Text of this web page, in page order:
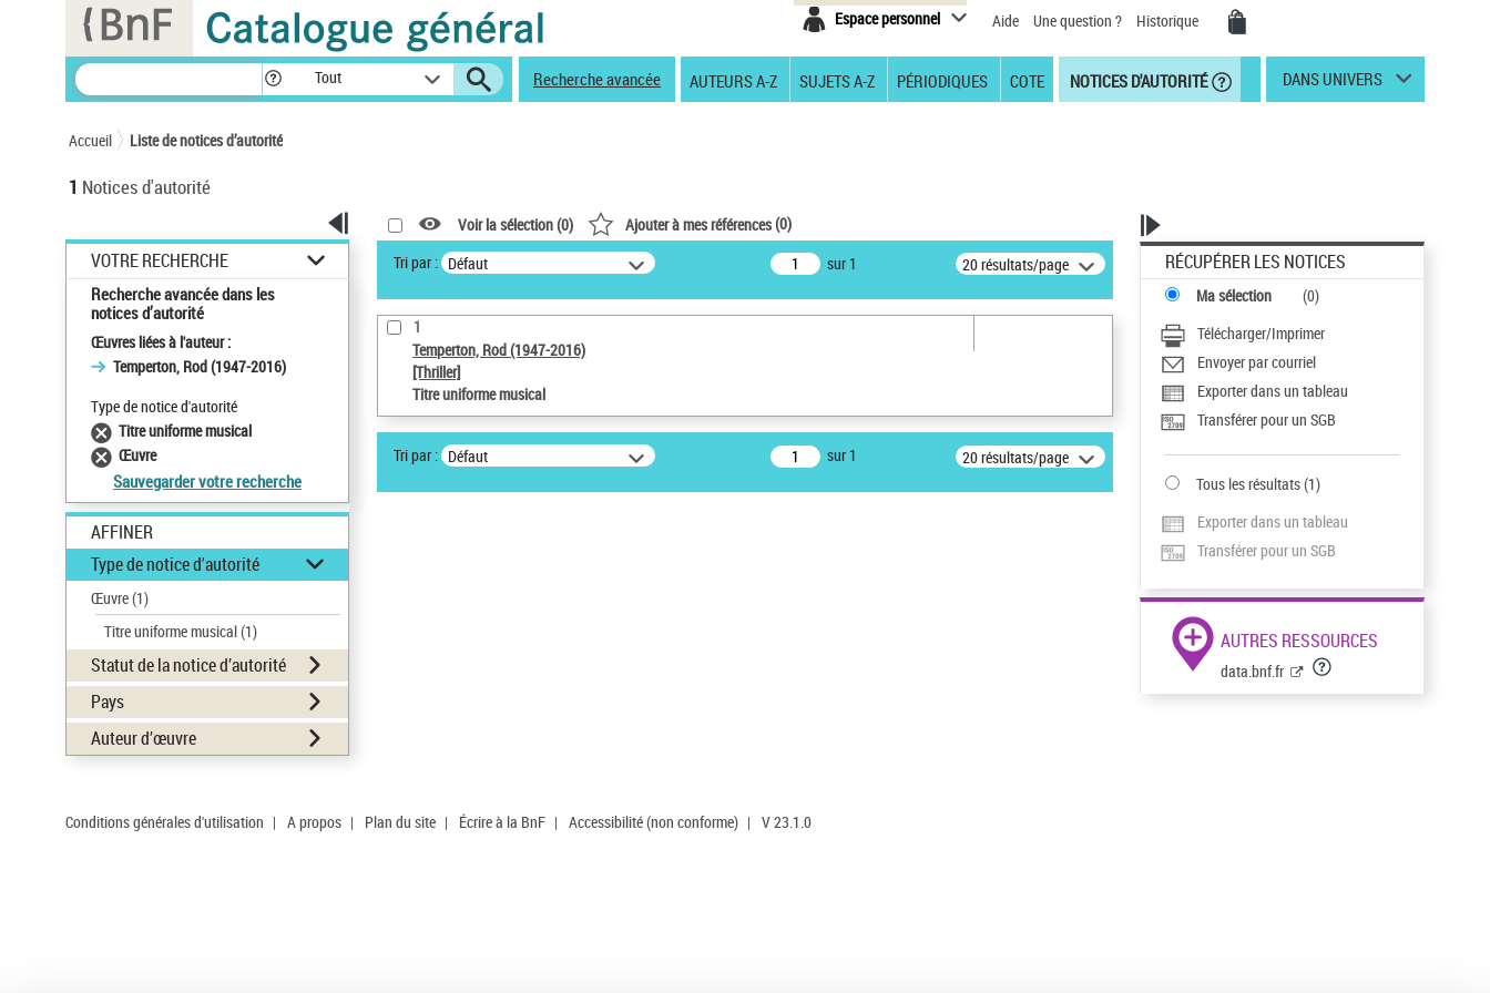
Espace personnel Aide Une question ? Historique
Tout Recherche avancée AUTEURS A-Z SUJETS A-Z PÉRIODIQUES COTE NOTICES D'AUTORITÉ DANS UNIVERS
Accueil Liste de notices d’autorité
1 Notices d'autorité
VOTRE RECHERCHE
Recherche avancée dans les
notices d’autorité
Œuvres liées à l'auteur :
Temperton, Rod (1947-2016)
Type de notice d'autorité
Titre uniforme musical
Œuvre
Sauvegarder votre recherche
AFFINER
Type de notice d'autorité
Œuvre(1)
Titre uniforme musical(1)
Statut de la notice d’autorité
Pays
Auteur d’œuvre
Voir la sélection (0) Ajouter à mes références(0)
Tri par : Défaut sur 1 20 résultats/page
1
Temperton, Rod (1947-2016)
[Thriller]
Titre uniforme musical
Tri par : Défaut sur 1 20 résultats/page
RÉCUPÉRER LES NOTICES
Ma sélection (0)
Télécharger/Imprimer
Envoyer par courriel
Exporter dans un tableau
Transférer pour un SGB
Tous les résultats(1)
Exporter dans un tableau
Transférer pour un SGB
AUTRES RESSOURCES
data.bnf.fr
Conditions générales d'utilisation | A propos | Plan du site | Écrire à la BnF | Accessibilité (non conforme) | V 23.1.0
Panneau de gestion des cookies